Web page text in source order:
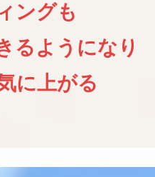
ングも
るようになり
に上がる